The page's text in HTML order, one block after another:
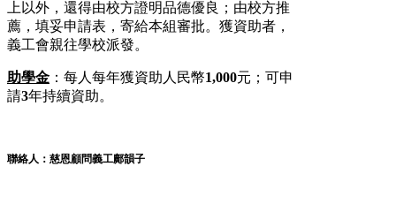
上以外，還得由校方證明品德優良；由校方推
薦，填妥申請表，寄給本組審批。獲資助者，
義工會親往學校派發。
助學金 ：每人每年獲資助人民幣1,000元；可申
請3年持續資助。
聯絡人：慈恩顧問義工鄺韻子